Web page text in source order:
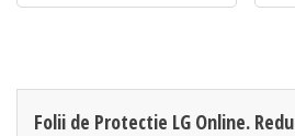
Folii de Protectie LG Online.